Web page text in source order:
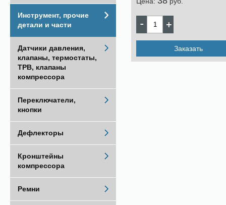
Заказать
Инструмент, прочие
детали и части
Датчики давления,
клапаны, термостаты,
ТРВ, клапаны
компрессора
Переключатели,
кнопки
Дефлекторы
Кронштейны
компрессора
Ремни